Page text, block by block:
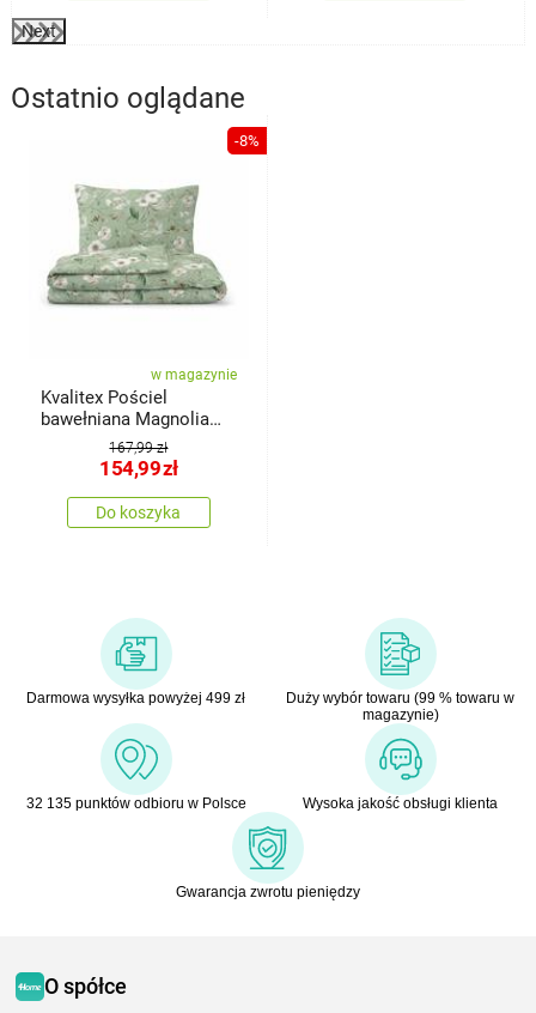
Next
Ostatnio oglądane
-8%
w magazynie
Kvalitex Pościel
bawełniana Magnolia
zielony, 140 × 200 cm,
70 × 90 cm
167,99 zł
154,99zł
Do koszyka
Darmowa wysyłka powyżej 499 zł
Duży wybór towaru (99 % towaru w
magazynie)
32 135 punktów odbioru w Polsce Wysoka jakość obsługi klienta
Gwarancja zwrotu pieniędzy
O spółce